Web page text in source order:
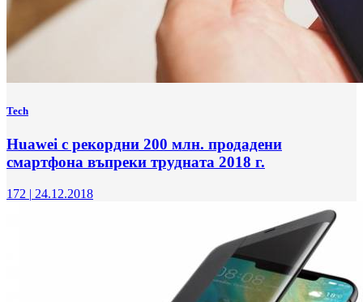
Tech
Huawei с рекордни 200 млн. продадени
смартфона въпреки трудната 2018 г.
172 | 24.12.2018